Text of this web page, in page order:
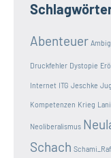
Abenteuer
Druckfehler Dystopie
Internet ITG Jeschke
Kompetenzen Krieg
Neoliberalismus
Schach